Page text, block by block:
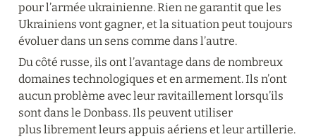
pour l’armée ukrainienne. Rien ne garantit que les
Ukrainiens vont gagner, et la situation peut toujours
évoluer dans un sens comme dans l’autre.
Du côté russe, ils ont l’avantage dans de nombreux
domaines technologiques et en armement. Ils n’ont
aucun problème avec leur ravitaillement lorsqu’ils
sont dans le Donbass. Ils peuvent utiliser
plus librement leurs appuis aériens et leur artillerie.